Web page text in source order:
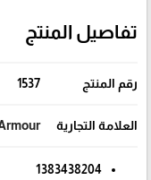
تفاصيل المنتج
رقم المنتج 1537
العلامة التجارية
1383438204